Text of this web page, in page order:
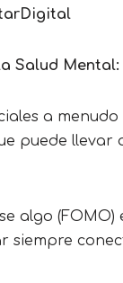
Salud Mental:
a
puede llevar
algo (FOMO)
siempre